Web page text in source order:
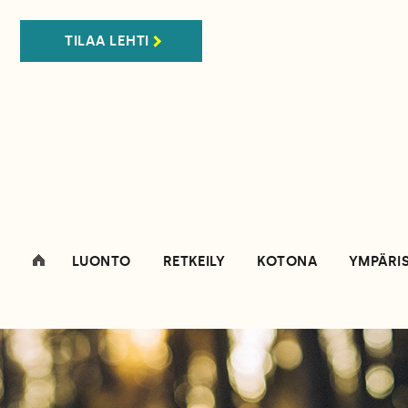
TILAA LEHTI
LUONTO RETKEILY KOTONA